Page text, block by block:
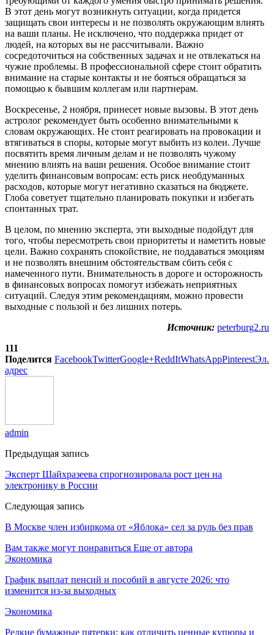
В этот день могут возникнуть ситуации, когда придется
защищать свои интересы и не позволять окружающим влиять
на ваши планы. Не исключено, что поддержка придет от
людей, на которых вы не рассчитывали. Важно
сосредоточиться на собственных задачах и не отвлекаться на
чужие проблемы. В профессиональной сфере стоит обратить
внимание на старые контакты и не бояться обращаться за
помощью к бывшим коллегам или партнерам.
Воскресенье, 2 ноября, принесет новые вызовы. В этот день
астролог рекомендует быть особенно внимательными к
словам окружающих. Не стоит реагировать на провокации и
втягиваться в споры, которые могут выбить из колеи. Лучше
посвятить время личным делам и не позволять чужому
мнению влиять на ваши решения. Особое внимание стоит
уделить финансовым вопросам: есть риск необдуманных
расходов, которые могут негативно сказаться на бюджете.
Глоба советует тщательно планировать покупки и избегать
спонтанных трат.
В целом, по мнению эксперта, эти выходные подойдут для
того, чтобы пересмотреть свои приоритеты и наметить новые
цели. Важно сохранять спокойствие, не поддаваться эмоциям
и не позволять внешним обстоятельствам сбить себя с
намеченного пути. Внимательность в дороге и осторожность
в финансовых вопросах помогут избежать неприятных
ситуаций. Следуя этим рекомендациям, можно провести
выходные с пользой и без лишних потерь.
Источник: peterburg2.ru
111
Поделится FacebookTwitterGoogle+ReddItWhatsAppPinterestЭл.
адрес
admin
Предыдущая запись
Эксперт Шайхразеева спрогнозировала рост цен на
электронику в России
Следующая запись
В Москве член избиркома от «Яблока» сел за руль без прав
Вам также могут понравиться Еще от автора
Экономика
График выплат пенсий и пособий в августе 2026: что
изменится из-за выходных
Экономика
Редкие бумажные пятерки: как отличить ценные купюры и